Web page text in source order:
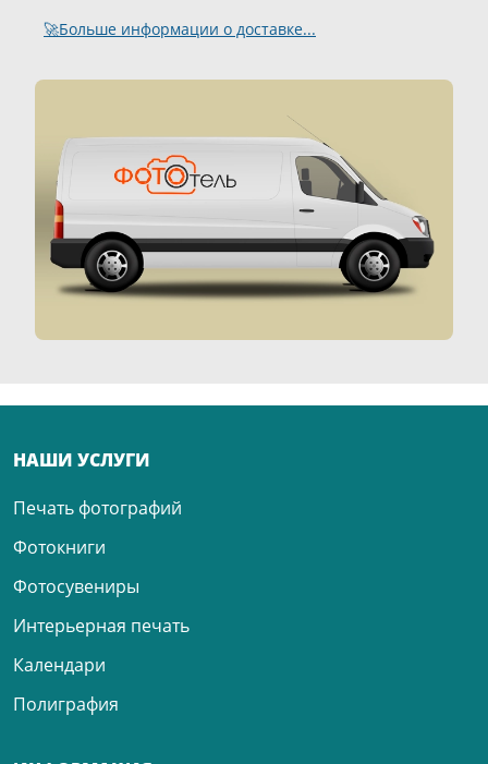
🚀Больше информации о доставке...
НАШИ УСЛУГИ
Печать фотографий
Фотокниги
Фотосувениры
Интерьерная печать
Календари
Полиграфия